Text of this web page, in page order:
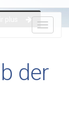
der